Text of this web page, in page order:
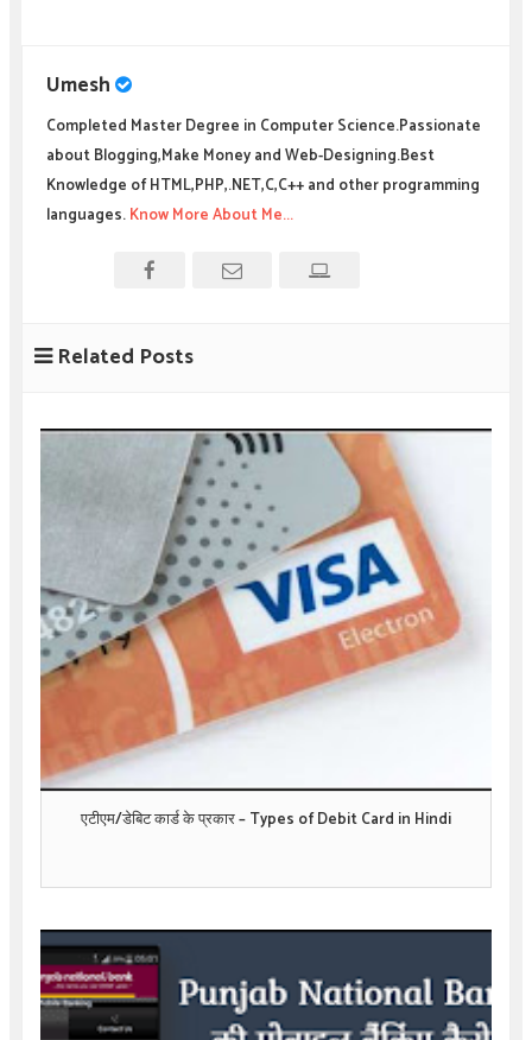
Umesh
Completed Master Degree in Computer Science.Passionate
about Blogging,Make Money and Web-Designing.Best
Knowledge of HTML,PHP,.NET,C,C++ and other programming
languages.Know More About Me...
Related Posts
एटीएम/डेबिट कार्ड के प्रकार – Types of Debit Card in Hindi